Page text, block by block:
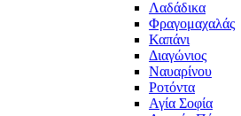
Λαδάδικα
Φραγομαχαλάς
Καπάνι
Διαγώνιος
Ναυαρίνου
Ροτόντα
Αγία Σοφία